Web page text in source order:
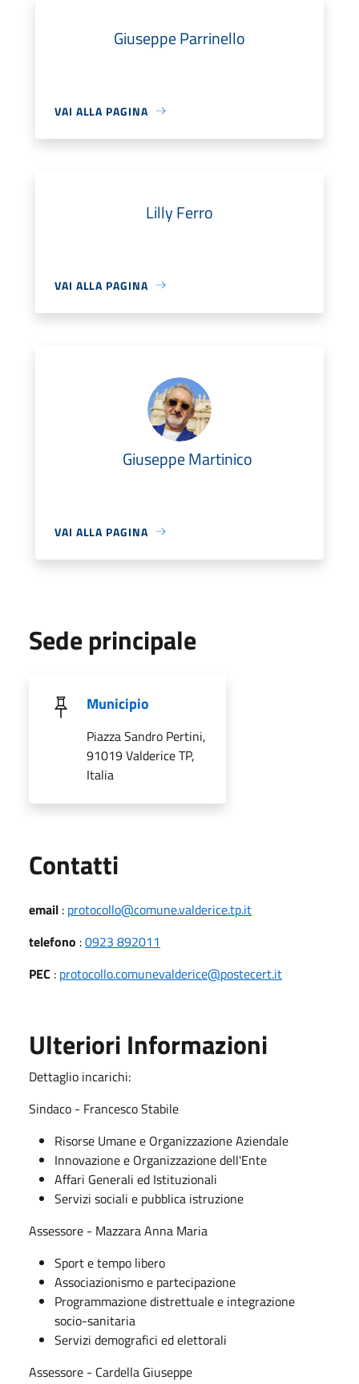
Giuseppe Parrinello
VAI ALLA PAGINA
Lilly Ferro
VAI ALLA PAGINA
Giuseppe Martinico
VAI ALLA PAGINA
Sede principale
Municipio
Piazza Sandro Pertini,
91019 Valderice TP,
Italia
Contatti
email : protocollo@comune.valderice.tp.it
telefono :0923 892011
PEC : protocollo.comunevalderice@postecert.it
Ulteriori Informazioni
Dettaglio incarichi:
Sindaco - Francesco Stabile
Risorse Umane e Organizzazione Aziendale
Innovazione e Organizzazione dell'Ente
Affari Generali ed Istituzionali
Servizi sociali e pubblica istruzione
Assessore - Mazzara Anna Maria
Sport e tempo libero
Associazionismo e partecipazione
Programmazione distrettuale e integrazione
socio-sanitaria
Servizi demografici ed elettorali
Assessore - Cardella Giuseppe